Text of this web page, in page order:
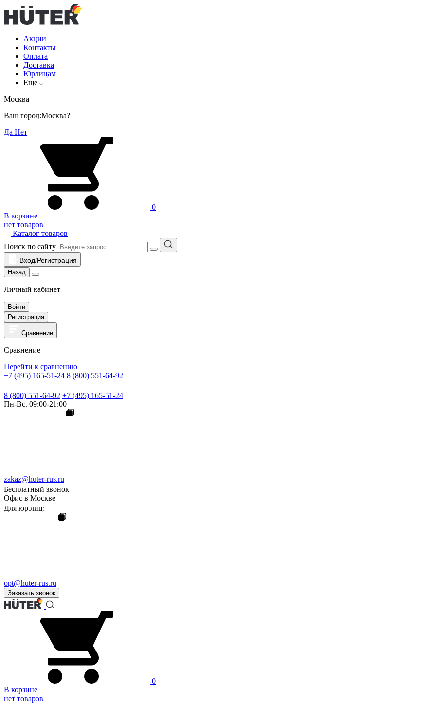
Акции
Контакты
Оплата
Доставка
Юрлицам
Еще
Москва
Ваш город:Москва?
Да Нет
0
В корзине
нет товаров
Каталог товаров
Поиск по сайту
Вход/Регистрация
Назад
Личный кабинет
Войти
Регистрация
Сравнение
Сравнение
Перейти к сравнению
+7 (495) 165-51-24 8 (800) 551-64-92
8 (800) 551-64-92 +7 (495) 165-51-24
Пн-Вс. 09:00-21:00
zakaz@huter-rus.ru
Бесплатный звонок
Офис в Москве
Для юр.лиц:
opt@huter-rus.ru
Заказать звонок
0
В корзине
нет товаров